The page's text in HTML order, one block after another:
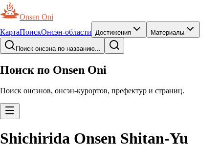
Onsen Oni
КартаПоискОнсэн-области Достижения Материалы
Поиск онсэна по названию...
Поиск по Onsen Oni
Поиск онсэнов, онсэн-курортов, префектур и страниц.
Shichirida Onsen Shitan-Yu